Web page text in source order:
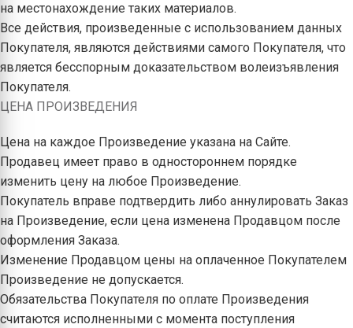
на местонахождение таких материалов.
Все действия, произведенные с использованием данных
Покупателя, являются действиями самого Покупателя, что
является бесспорным доказательством волеизъявления
Покупателя.
ЦЕНА ПРОИЗВЕДЕНИЯ
Цена на каждое Произведение указана на Сайте.
Продавец имеет право в одностороннем порядке
изменить цену на любое Произведение.
Покупатель вправе подтвердить либо аннулировать Заказ
на Произведение, если цена изменена Продавцом после
оформления Заказа.
Изменение Продавцом цены на оплаченное Покупателем
Произведение не допускается.
Обязательства Покупателя по оплате Произведения
считаются исполненными с момента поступления